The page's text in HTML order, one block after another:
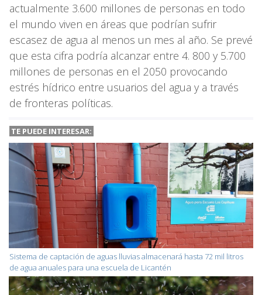
actualmente 3.600 millones de personas en todo
el mundo viven en áreas que podrían sufrir
escasez de agua al menos un mes al año. Se prevé
que esta cifra podría alcanzar entre 4. 800 y 5.700
millones de personas en el 2050 provocando
estrés hídrico entre usuarios del agua y a través
de fronteras políticas.
TE PUEDE INTERESAR:
Sistema de captación de aguas lluvias almacenará hasta 72 mil litros
de agua anuales para una escuela de Licantén